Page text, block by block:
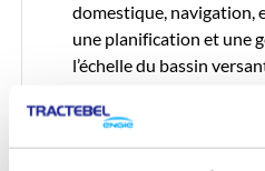
domestique, navigation,
une planification et une
l’échelle du bassin
Renforcer la résilience
hydrauliques grâce à